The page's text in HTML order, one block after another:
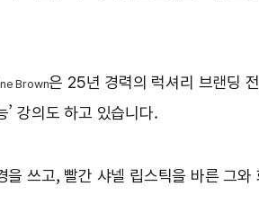
Brown은 25년 경력의 럭셔리 브랜딩
’ 강의도 하고 있습니다.
을 쓰고, 빨간 샤넬 립스틱을 바른 그